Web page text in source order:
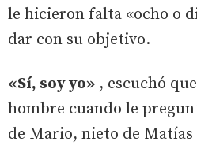
le hicieron falta «ocho o
dar con su objetivo.
«Sí, soy yo» , escuchó
hombre cuando le
de Mario, nieto de Matías